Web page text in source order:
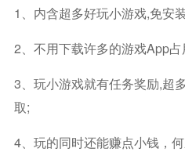
1、内含超多好玩小游戏,免安
2、不用下载许多的游戏app占
3、玩小游戏就有任务奖励,超
取;
4、玩的同时还能赚点小钱，何